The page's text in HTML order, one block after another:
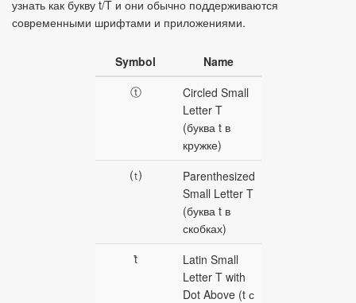
узнать как букву t/T и они обычно поддерживаются
современными шрифтами и приложениями.
Symbol
Name
ⓣ
Circled Small
Letter T
(буква t в
кружке)
⒯
Parenthesized
Small Letter T
(буква t в
скобках)
ṫ
Latin Small
Letter T with
Dot Above (t с